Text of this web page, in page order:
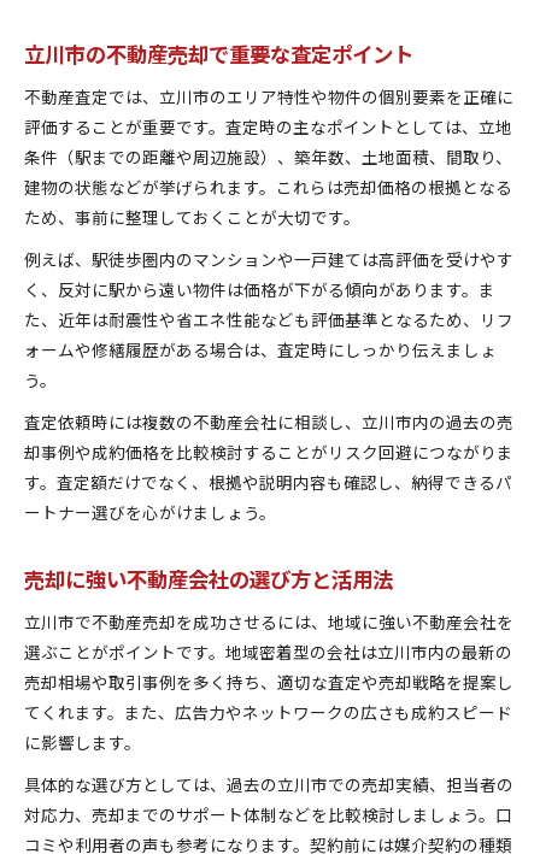
不動産売却で迷った時の冷静な判断軸
不動産売却のタイミングを見極めるコツ
立川市の不動産売却で押さえる心理的ポイント
売却か保有か迷う時の判断材料と戦略
立川市で利用できる無料査定のメリット
不動産売却前に無料査定を利用する利点
立川市の無料査定でわかる売却価格の目安
無料査定で比較すべきポイントと注意点
不動産売却を成功に導く無料査定の進め方
立川市の不動産売却で重要な査定ポイント
不動産査定では、立川市のエリア特性や物件の個別要素を正確に
評価することが重要です。査定時の主なポイントとしては、立地
条件（駅までの距離や周辺施設）、築年数、土地面積、間取り、
建物の状態などが挙げられます。これらは売却価格の根拠となる
ため、事前に整理しておくことが大切です。
例えば、駅徒歩圏内のマンションや一戸建ては高評価を受けやす
く、反対に駅から遠い物件は価格が下がる傾向があります。ま
た、近年は耐震性や省エネ性能なども評価基準となるため、リフ
ォームや修繕履歴がある場合は、査定時にしっかり伝えましょ
う。
査定依頼時には複数の不動産会社に相談し、立川市内の過去の売
却事例や成約価格を比較検討することがリスク回避につながりま
す。査定額だけでなく、根拠や説明内容も確認し、納得できるパ
ートナー選びを心がけましょう。
売却に強い不動産会社の選び方と活用法
立川市で不動産売却を成功させるには、地域に強い不動産会社を
選ぶことがポイントです。地域密着型の会社は立川市内の最新の
売却相場や取引事例を多く持ち、適切な査定や売却戦略を提案し
てくれます。また、広告力やネットワークの広さも成約スピード
に影響します。
具体的な選び方としては、過去の立川市での売却実績、担当者の
対応力、売却までのサポート体制などを比較検討しましょう。口
コミや利用者の声も参考になります。契約前には媒介契約の種類